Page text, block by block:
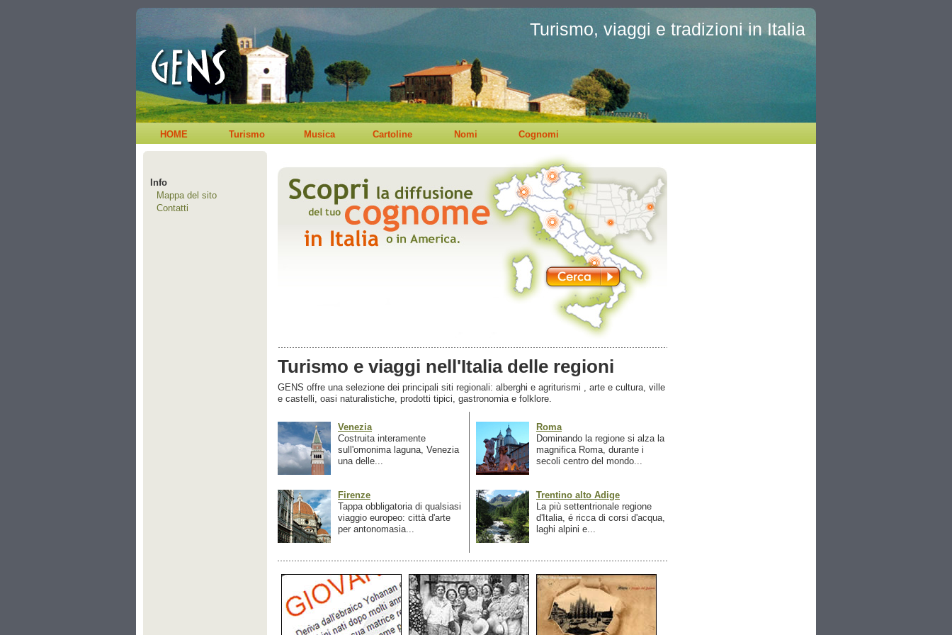
Turismo, viaggi e tradizioni in Italia
HOME Turismo Musica Cartoline Nomi Cognomi
Info
Mappa del sito
Contatti
Turismo e viaggi nell'Italia delle regioni
GENS offre una selezione dei principali siti regionali: alberghi e agriturismi , arte e cultura, ville
e castelli, oasi naturalistiche, prodotti tipici, gastronomia e folklore.
Venezia
Costruita interamente
sull'omonima laguna, Venezia
una delle...
Firenze
Tappa obbligatoria di qualsiasi
viaggio europeo: città d'arte
per antonomasia...
Roma
Dominando la regione si alza la
magnifica Roma, durante i
secoli centro del mondo...
Trentino alto Adige
La più settentrionale regione
d'Italia, é ricca di corsi d'acqua,
laghi alpini e...